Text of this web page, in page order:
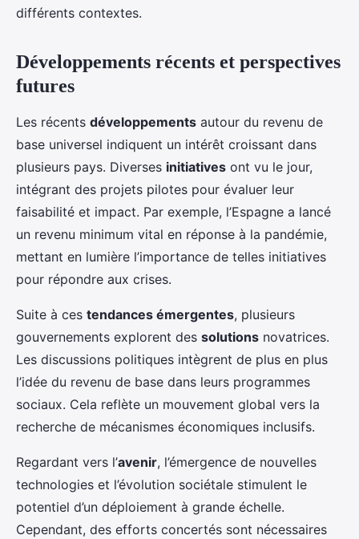
différents contextes.
Développements récents et perspectives
futures
Les récents développements autour du revenu de
base universel indiquent un intérêt croissant dans
plusieurs pays. Diverses initiatives ont vu le jour,
intégrant des projets pilotes pour évaluer leur
faisabilité et impact. Par exemple, l’Espagne a lancé
un revenu minimum vital en réponse à la pandémie,
mettant en lumière l’importance de telles initiatives
pour répondre aux crises.
Suite à ces tendances émergentes, plusieurs
gouvernements explorent des solutions novatrices.
Les discussions politiques intègrent de plus en plus
l’idée du revenu de base dans leurs programmes
sociaux. Cela reflète un mouvement global vers la
recherche de mécanismes économiques inclusifs.
Regardant vers l’avenir, l’émergence de nouvelles
technologies et l’évolution sociétale stimulent le
potentiel d’un déploiement à grande échelle.
Cependant, des efforts concertés sont nécessaires